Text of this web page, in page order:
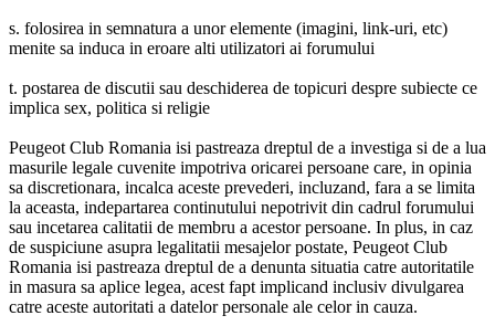
s. folosirea in semnatura a unor elemente (imagini, link-uri, etc)
menite sa induca in eroare alti utilizatori ai forumului
t. postarea de discutii sau deschiderea de topicuri despre subiecte ce
implica sex, politica si religie
Peugeot Club Romania isi pastreaza dreptul de a investiga si de a lua
masurile legale cuvenite impotriva oricarei persoane care, in opinia
sa discretionara, incalca aceste prevederi, incluzand, fara a se limita
la aceasta, indepartarea continutului nepotrivit din cadrul forumului
sau incetarea calitatii de membru a acestor persoane. In plus, in caz
de suspiciune asupra legalitatii mesajelor postate, Peugeot Club
Romania isi pastreaza dreptul de a denunta situatia catre autoritatile
in masura sa aplice legea, acest fapt implicand inclusiv divulgarea
catre aceste autoritati a datelor personale ale celor in cauza.